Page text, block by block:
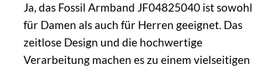
Ja, das Fossil Armband JF04825040 ist sowohl
für Damen als auch für Herren geeignet. Das
zeitlose Design und die hochwertige
Verarbeitung machen es zu einem vielseitigen